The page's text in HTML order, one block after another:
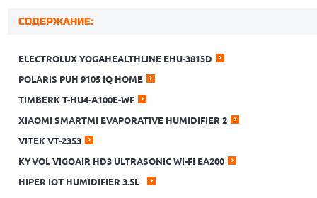
СОДЕРЖАНИЕ:
ELECTROLUX YOGAHEALTHLINE EHU-3815D
POLARIS PUH 9105 IQ HOME
TIMBERK T-HU4-A100E-WF
XIAOMI SMARTMI EVAPORATIVE HUMIDIFIER 2
VITEK VT-2353
KYVOL VIGOAIR HD3 ULTRASONIC WI-FI EA200
HIPER IOT HUMIDIFIER 3.5L